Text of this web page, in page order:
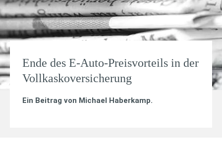
Ende des E-Auto-Preisvorteils in der
Vollkaskoversicherung
Ein Beitrag von Michael Haberkamp.